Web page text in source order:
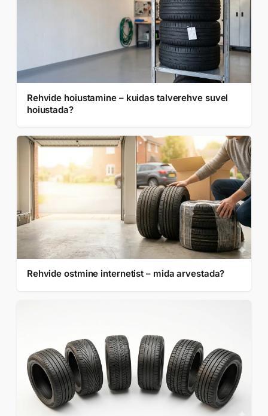
Rehvide hoiustamine – kuidas talverehve suvel
hoiustada?
Rehvide ostmine internetist – mida arvestada?